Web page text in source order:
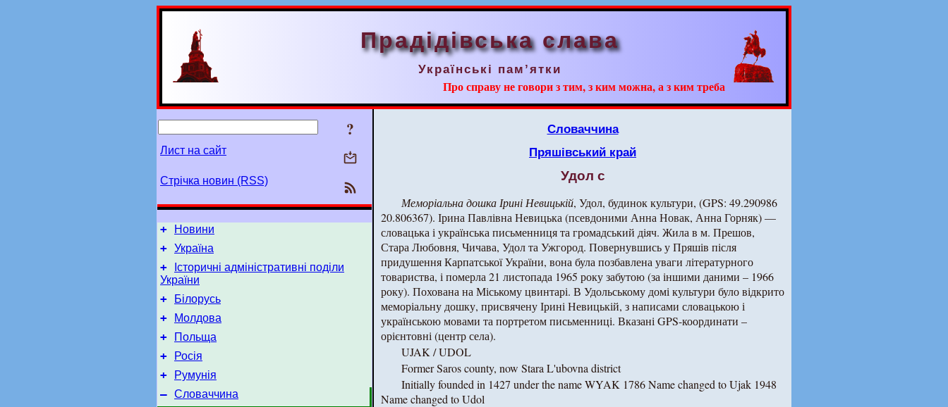
Прадідівська слава
Українські пам’ятки
Про справу не говори з тим, з ким можна, а з ким треба
?
Лист на сайт
Стрічка новин (RSS)
+ Новини
+ Україна
+
Історичні адміністративні поділи
України
+ Білорусь
+ Молдова
+ Польща
+ Росія
+ Румунія
– Словаччина
Словаччина
Пряшівський край
Удол с
Меморіальна дошка Ірині Невицькій, Удол, будинок культури, (GPS: 49.290986
20.806367). Ірина Павлівна Невицька (псевдоними Анна Новак, Анна Горняк) —
словацька і українська письменниця та громадський діяч. Жила в м. Прешов,
Стара Любовня, Чичава, Удол та Ужгород. Повернувшись у Пряшів після
придушення Карпатської України, вона була позбавлена уваги літературного
товариства, і померла 21 листопада 1965 року забутою (за іншими даними – 1966
року). Похована на Міському цвинтарі. В Удольському домі культури було відкрито
меморіальну дошку, присвячену Ірині Невицькій, з написами словацькою і
українською мовами та портретом письменниці. Вказані GPS-координати –
орієнтовні (центр села).
UJAK / UDOL
Former Saros county, now Stara L'ubovna district
Initially founded in 1427 under the name WYAK 1786 Name changed to Ujak 1948
Name changed to Udol